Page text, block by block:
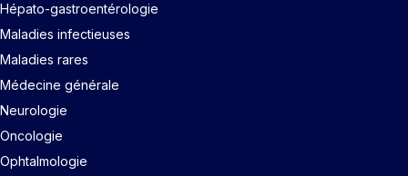
Hépato-gastroentérologie
Maladies infectieuses
Maladies rares
Médecine générale
Neurologie
Oncologie
Ophtalmologie